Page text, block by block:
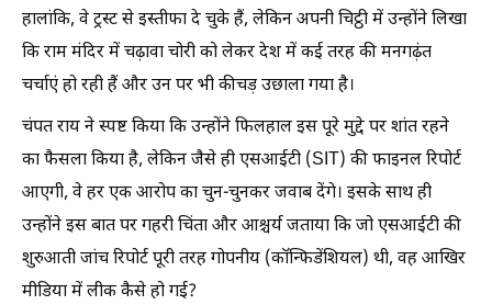
हालांकि, वे ट्रस्ट से इस्तीफा दे चुके हैं, लेकिन अपनी चिट्ठी में उन्होंने लिखा
कि राम मंदिर में चढ़ावा चोरी को लेकर देश में कई तरह की मनगढ़ंत
चर्चाएं हो रही हैं और उन पर भी कीचड़ उछाला गया है।
चंपत राय ने स्पष्ट किया कि उन्होंने फिलहाल इस पूरे मुद्दे पर शांत रहने
का फैसला किया है, लेकिन जैसे ही एसआईटी (SIT) की फाइनल रिपोर्ट
आएगी, वे हर एक आरोप का चुन-चुनकर जवाब देंगे। इसके साथ ही
उन्होंने इस बात पर गहरी चिंता और आश्चर्य जताया कि जो एसआईटी की
शुरुआती जांच रिपोर्ट पूरी तरह गोपनीय (कॉन्फिडेंशियल) थी, वह आखिर
मीडिया में लीक कैसे हो गई?